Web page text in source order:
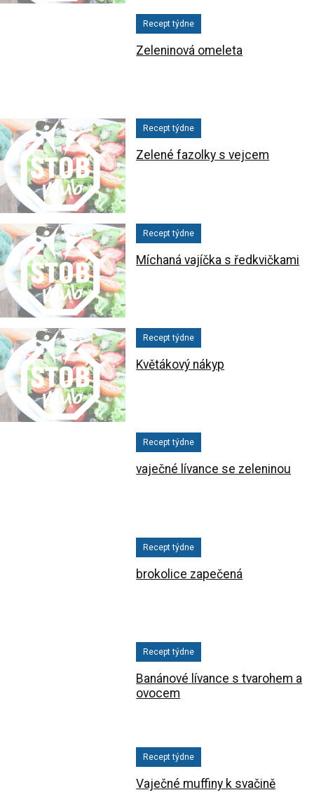
Recept týdne
Zeleninová omeleta
Recept týdne
Zelené fazolky s vejcem
Recept týdne
Míchaná vajíčka s ředkvičkami
Recept týdne
Květákový nákyp
Recept týdne
vaječné lívance se zeleninou
Recept týdne
brokolice zapečená
Recept týdne
Banánové lívance s tvarohem a
ovocem
Recept týdne
Vaječné muffiny k svačině